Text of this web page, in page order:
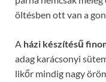
öltésben ott van a
A házi készítésű
adag karácsonyi
likőr mindig nagy